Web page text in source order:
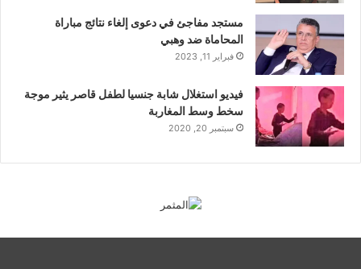
مستجد مفاجئ في دعوى إلغاء نتائج مباراة
المحاماة ضد وهبي
فبراير 11, 2023
فيديو استغلال شابة جنسيا لطفل قاصر يثير موجة
سخط وسط المغاربة
سبتمبر 20, 2020